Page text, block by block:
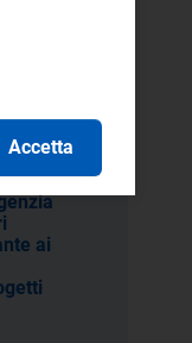
la
e
del
ai
Accetta